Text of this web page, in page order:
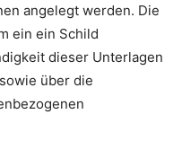
angelegt werden. Die
ein ein Schild
dieser Unterlagen
über die